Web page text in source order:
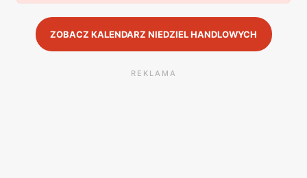
ZOBACZ KALENDARZ NIEDZIEL HANDLOWYCH
REKLAMA